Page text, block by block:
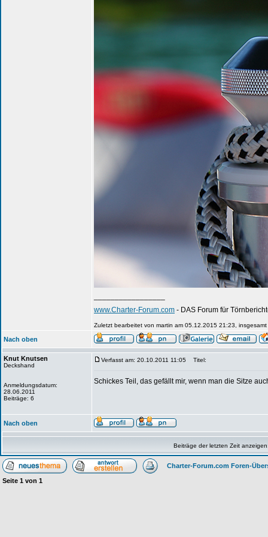
www.Charter-Forum.com - DAS Forum für
Zuletzt bearbeitet von martin am 05.12.2015 21:23,
Nach oben
Knut Knutsen
Deckshand
Anmeldungsdatum:
28.06.2011
Beiträge: 6
Verfasst am: 20.10.2011 11:05 Titel:
Schickes Teil, das gefällt mir, wenn man die Sitze
Nach oben
Beiträge der letzten Zeit
Charter-Forum.com Foren-
Seite 1 von 1